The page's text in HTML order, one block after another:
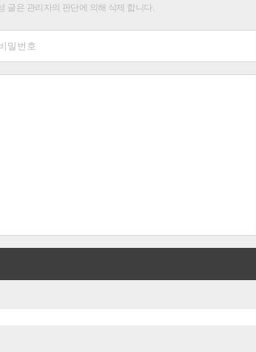
글은 관리자의 판단에 의해 삭제 합니다.